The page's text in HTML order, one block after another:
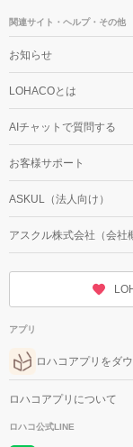
関連サイト・ヘルプ・その他
お知らせ
LOHACOとは
AIチャットで質問する
お客様サポート
ASKUL（法人向け）
アスクル株式会社（会社
アプリ
ロハコアプリをダ
ロハコアプリについて
ロハコ公式LINE